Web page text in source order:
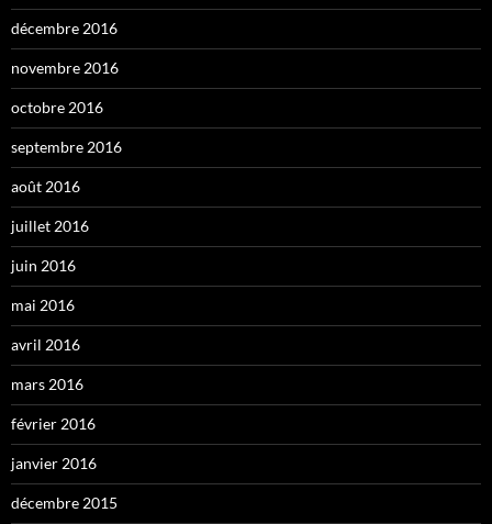
décembre 2016
novembre 2016
octobre 2016
septembre 2016
août 2016
juillet 2016
juin 2016
mai 2016
avril 2016
mars 2016
février 2016
janvier 2016
décembre 2015